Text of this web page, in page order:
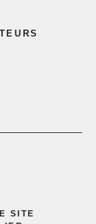
SITE